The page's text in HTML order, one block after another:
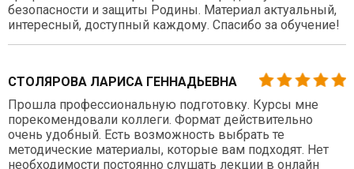
безопасности и защиты Родины. Материал актуальный,
интересный, доступный каждому. Спасибо за обучение!
СТОЛЯРОВА ЛАРИСА ГЕННАДЬЕВНА
Прошла профессиональную подготовку. Курсы мне
порекомендовали коллеги. Формат действительно
очень удобный. Есть возможность выбрать те
методические материалы, которые вам подходят. Нет
необходимости постоянно слушать лекции в онлайн